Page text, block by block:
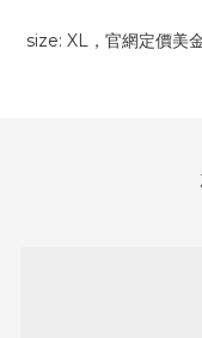
size: XL，官網定價美